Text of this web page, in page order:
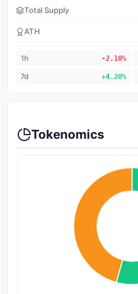
Total Supply
ATH
1h -2.10%
7d +4.20%
Tokenomics